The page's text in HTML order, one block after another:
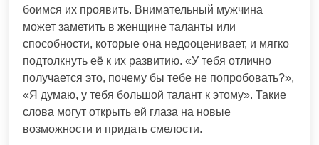
боимся их проявить. Внимательный мужчина
может заметить в женщине таланты или
способности, которые она недооценивает, и мягко
подтолкнуть её к их развитию. «У тебя отлично
получается это, почему бы тебе не попробовать?»,
«Я думаю, у тебя большой талант к этому». Такие
слова могут открыть ей глаза на новые
возможности и придать смелости.